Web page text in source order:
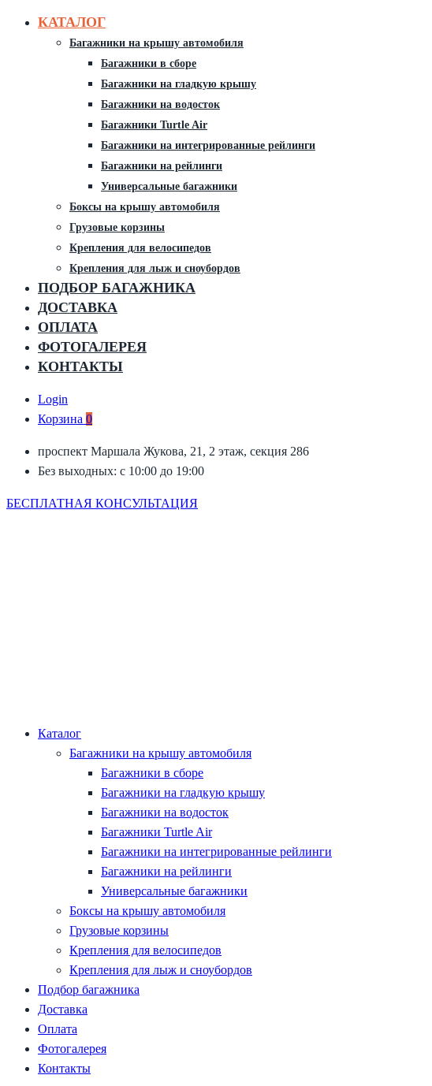
КАТАЛОГ
Багажники на крышу автомобиля
Багажники в сборе
Багажники на гладкую крышу
Багажники на водосток
Багажники Turtle Air
Багажники на интегрированные рейлинги
Багажники на рейлинги
Универсальные багажники
Боксы на крышу автомобиля
Грузовые корзины
Крепления для велосипедов
Крепления для лыж и сноубордов
ПОДБОР БАГАЖНИКА
ДОСТАВКА
ОПЛАТА
ФОТОГАЛЕРЕЯ
КОНТАКТЫ
Login
Корзина 0
проспект Маршала Жукова, 21, 2 этаж, секция 286
Без выходных: с 10:00 до 19:00
БЕСПЛАТНАЯ КОНСУЛЬТАЦИЯ
Каталог
Багажники на крышу автомобиля
Багажники в сборе
Багажники на гладкую крышу
Багажники на водосток
Багажники Turtle Air
Багажники на интегрированные рейлинги
Багажники на рейлинги
Универсальные багажники
Боксы на крышу автомобиля
Грузовые корзины
Крепления для велосипедов
Крепления для лыж и сноубордов
Подбор багажника
Доставка
Оплата
Фотогалерея
Контакты